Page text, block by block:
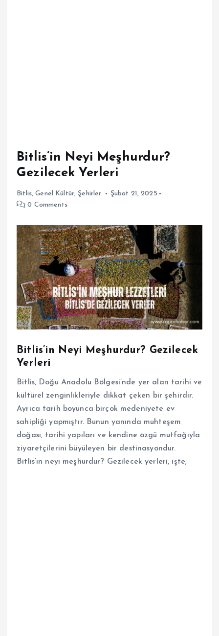
Bitlis’in Neyi Meşhurdur?
Gezilecek Yerleri
Bitlis,Genel Kültür, Şehirler
Şubat 21, 2025
0 Comments
Bitlis’in Neyi Meşhurdur? Gezilecek
Yerleri
Bitlis, Doğu Anadolu Bölgesi’nde yer alan tarihi ve
kültürel zenginlikleriyle dikkat çeken bir şehirdir.
Ayrıca tarih boyunca birçok medeniyete ev
sahipliği yapmıştır. Bunun yanında muhteşem
doğası, tarihi yapıları ve kendine özgü mutfağıyla
ziyaretçilerini büyüleyen bir destinasyondur.
Bitlis’in neyi meşhurdur? Gezilecek yerleri, işte;